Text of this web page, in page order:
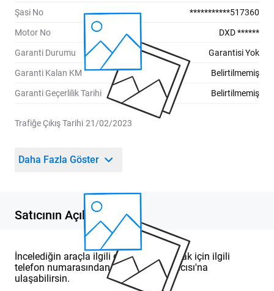
Şasi No ***********517360
Motor No DXD ******
Garanti Durumu Garantisi Yok
Garanti Kalan KM Belirtilmemiş
Garanti Geçerlilik Tarihi Belirtilmemiş
Trafiğe Çıkış Tarihi 21/02/2023
Daha Fazla Göster
Satıcının Açıklaması
İncelediğin araçla ilgili detaylı bilgi almak için ilgili
telefon numarasından DOD Yetkili Satıcısı'na
ulaşabilirsin.